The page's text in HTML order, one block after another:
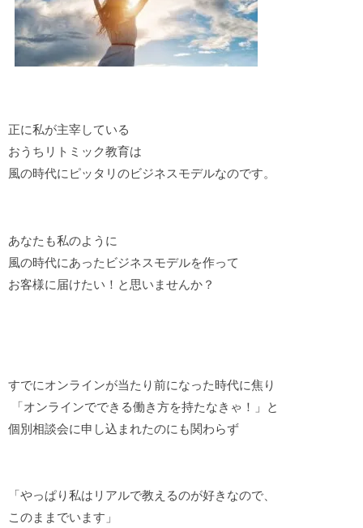
正に私が主宰している
おうちリトミック教育は
風の時代にピッタリのビジネスモデルなのです。
あなたも私のように
風の時代にあったビジネスモデルを作って
お客様に届けたい！と思いませんか？
すでにオンラインが当たり前になった時代に焦り
「オンラインでできる働き方を持たなきゃ！」と
個別相談会に申し込まれたのにも関わらず
「やっぱり私はリアルで教えるのが好きなので、
このままでいます」